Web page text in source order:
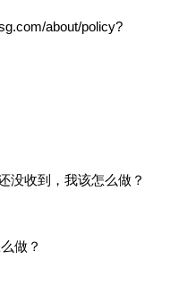
about/policy?
没收到，我该怎么做？
做？